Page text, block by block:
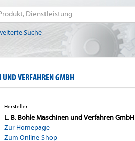
Suche
VERFAHREN GMBH
Hersteller
L. B. Bohle Maschinen und Verfahren GmbH
Zur Homepage
Zum Online-Shop